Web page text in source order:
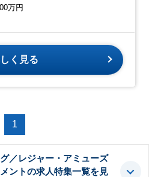
万円
く見る
1
／レジャー・アミューズ
ントの求人特集一覧を見